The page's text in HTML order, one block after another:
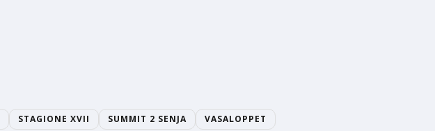
STAGIONE XVII SUMMIT 2 SENJA VASALOPPET